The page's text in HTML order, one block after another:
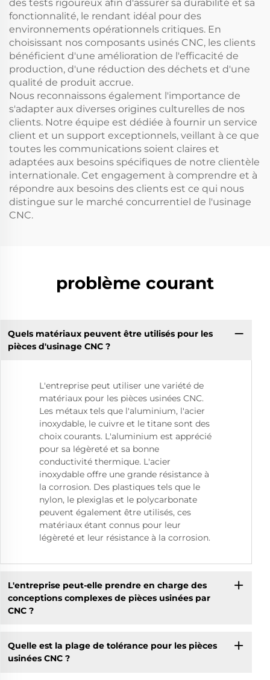
des tests rigoureux afin d'assurer sa durabilité et sa
fonctionnalité, le rendant idéal pour des
environnements opérationnels critiques. En
choisissant nos composants usinés CNC, les clients
bénéficient d'une amélioration de l'efficacité de
production, d'une réduction des déchets et d'une
qualité de produit accrue.
Nous reconnaissons également l'importance de
s'adapter aux diverses origines culturelles de nos
clients. Notre équipe est dédiée à fournir un service
client et un support exceptionnels, veillant à ce que
toutes les communications soient claires et
adaptées aux besoins spécifiques de notre clientèle
internationale. Cet engagement à comprendre et à
répondre aux besoins des clients est ce qui nous
distingue sur le marché concurrentiel de l'usinage
CNC.
problème courant
Quels matériaux peuvent être utilisés pour les
pièces d'usinage CNC ?
L'entreprise peut utiliser une variété de
matériaux pour les pièces usinées CNC.
Les métaux tels que l'aluminium, l'acier
inoxydable, le cuivre et le titane sont des
choix courants. L'aluminium est apprécié
pour sa légèreté et sa bonne
conductivité thermique. L'acier
inoxydable offre une grande résistance à
la corrosion. Des plastiques tels que le
nylon, le plexiglas et le polycarbonate
peuvent également être utilisés, ces
matériaux étant connus pour leur
légèreté et leur résistance à la corrosion.
L'entreprise peut-elle prendre en charge des
conceptions complexes de pièces usinées par
CNC ?
Quelle est la plage de tolérance pour les pièces
usinées CNC ?